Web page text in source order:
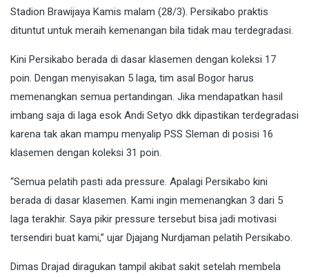
Stadion Brawijaya Kamis malam (28/3). Persikabo praktis
dituntut untuk meraih kemenangan bila tidak mau terdegradasi.
Kini Persikabo berada di dasar klasemen dengan koleksi 17
poin. Dengan menyisakan 5 laga, tim asal Bogor harus
memenangkan semua pertandingan. Jika mendapatkan hasil
imbang saja di laga esok Andi Setyo dkk dipastikan terdegradasi
karena tak akan mampu menyalip PSS Sleman di posisi 16
klasemen dengan koleksi 31 poin.
“Semua pelatih pasti ada pressure. Apalagi Persikabo kini
berada di dasar klasemen. Kami ingin memenangkan 3 dari 5
laga terakhir. Saya pikir pressure tersebut bisa jadi motivasi
tersendiri buat kami,” ujar Djajang Nurdjaman pelatih Persikabo.
Dimas Drajad diragukan tampil akibat sakit setelah membela